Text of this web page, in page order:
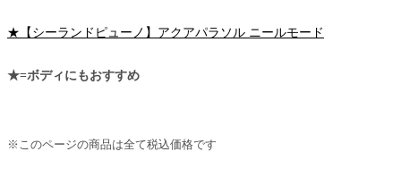
★【シーランドピューノ】アクアパラソル ニールモード
★=ボディにもおすすめ
※このページの商品は全て税込価格です